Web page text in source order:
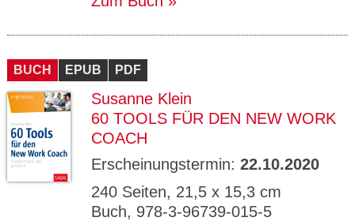
BUCH EPUB PDF
Susanne Klein
60 TOOLS FÜR DEN NEW WORK
COACH
Erscheinungstermin: 22.10.2020
240 Seiten, 21,5 x 15,3 cm
Buch, 978-3-96739-015-5